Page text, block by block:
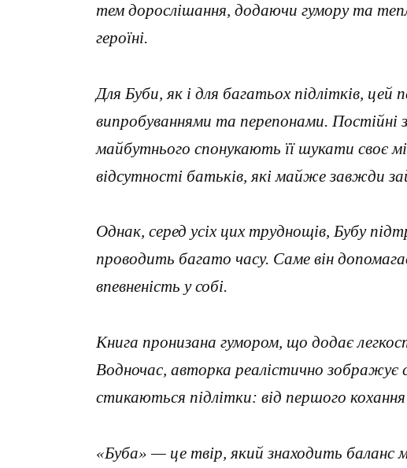
тем дорослішання, додаючи гумору та
героїні.
Для Буби, як і для багатьох підлітків,
випробуваннями та перепонами. Постійні
майбутнього спонукають її шукати своє
відсутності батьків, які майже завжди
Однак, серед усіх цих труднощів, Бубу
проводить багато часу. Саме він
впевненість у собі.
Книга пронизана гумором, що додає
Водночас, авторка реалістично зображує
стикаються підлітки: від першого
«Буба» — це твір, який знаходить баланс